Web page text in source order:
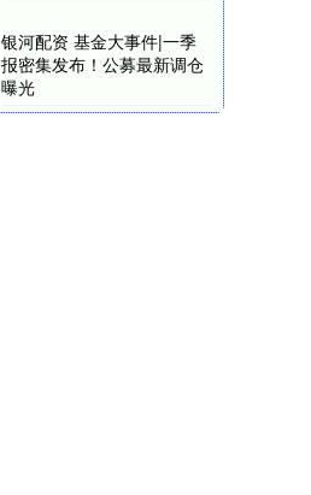
银河配资 基金大事件|一季
报密集发布！公募最新调仓
曝光